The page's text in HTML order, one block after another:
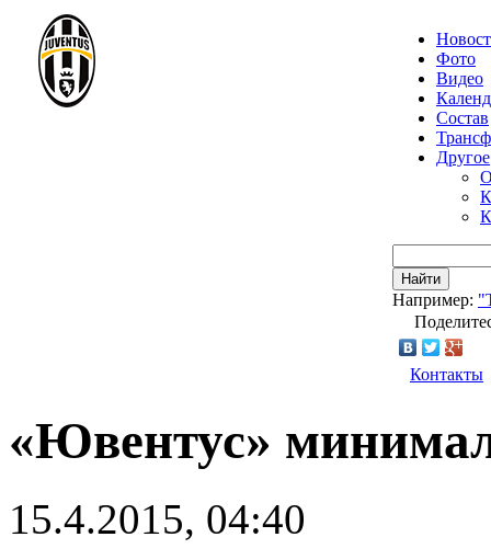
Фото
Видео
Состав
Другое
Найти
Например:
Контакты
«Ювентус»
15.4.2015, 04:40